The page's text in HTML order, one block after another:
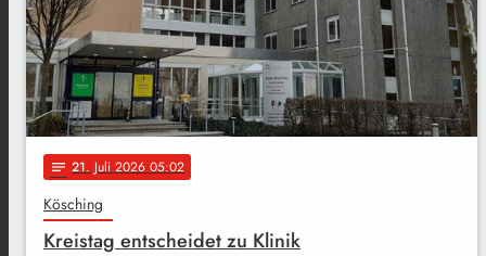
notes 21. Juli 2026 05:02
Kösching
Kreistag entscheidet zu Klinik